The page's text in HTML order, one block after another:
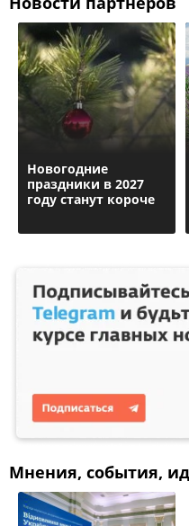
Новогодние
праздники в 2027
году станут короче
Мнения, события,